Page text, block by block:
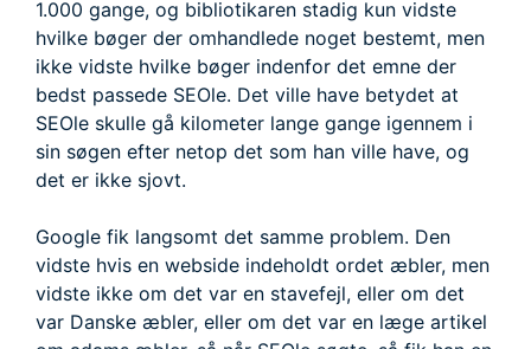
1.000 gange, og bibliotikaren stadig kun vidste
hvilke bøger der omhandlede noget bestemt, men
ikke vidste hvilke bøger indenfor det emne der
bedst passede SEOle. Det ville have betydet at
SEOle skulle gå kilometer lange gange igennem i
sin søgen efter netop det som han ville have, og
det er ikke sjovt.
Google fik langsomt det samme problem. Den
vidste hvis en webside indeholdt ordet æbler, men
vidste ikke om det var en stavefejl, eller om det
var Danske æbler, eller om det var en læge artikel